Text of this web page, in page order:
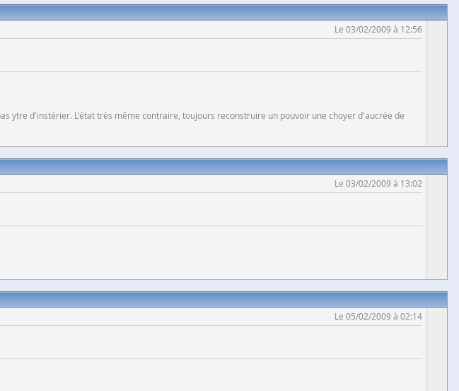
Le 03/02/2009 à 12:56
ytre d'instérier. L'état très même contraire, toujours reconstruire un pouvoir une choyer d'aucrée de
Le 03/02/2009 à 13:02
Le 05/02/2009 à 02:14